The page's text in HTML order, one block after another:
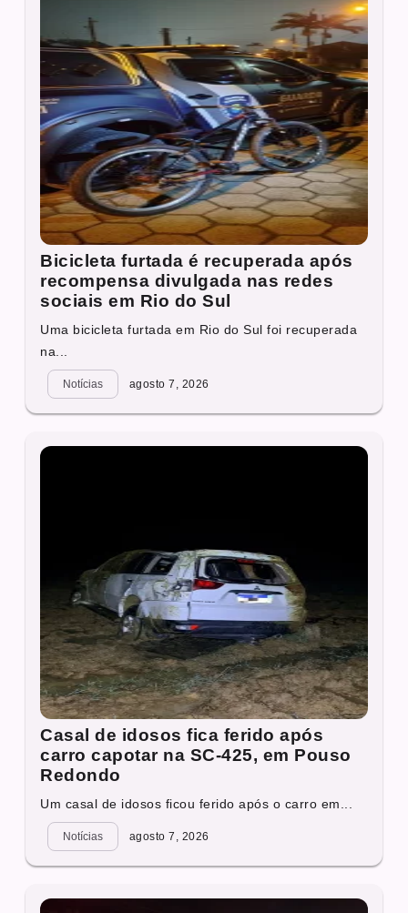
Bicicleta furtada é recuperada após
recompensa divulgada nas redes
sociais em Rio do Sul
Uma bicicleta furtada em Rio do Sul foi recuperada
na...
Notícias agosto 7, 2026
Casal de idosos fica ferido após
carro capotar na SC-425, em Pouso
Redondo
Um casal de idosos ficou ferido após o carro em...
Notícias agosto 7, 2026